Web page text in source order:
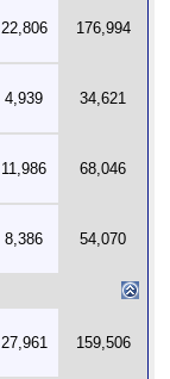
22,806 176,994
4,939 34,621
11,986 68,046
8,386 54,070
27,961 159,506